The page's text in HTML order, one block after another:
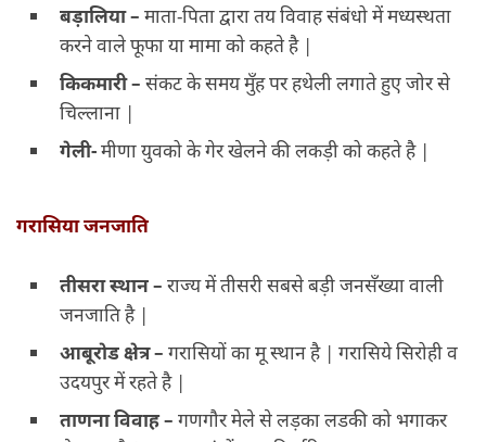
बड़ालिया – माता-पिता द्वारा तय विवाह संबंधो में मध्यस्थता
करने वाले फूफा या मामा को कहते है |
किकमारी – संकट के समय मुँह पर हथेली लगाते हुए जोर से
चिल्लाना |
गेली-मीणा युवको के गेर खेलने की लकड़ी को कहते है |
गरासिया जनजाति
तीसरा स्थान – राज्य में तीसरी सबसे बड़ी जनसँख्या वाली
जनजाति है |
आबूरोड क्षेत्र – गरासियों का मू स्थान है | गरासिये सिरोही व
उदयपुर में रहते है |
ताणना विवाह – गणगौर मेले से लड़का लडकी को भगाकर